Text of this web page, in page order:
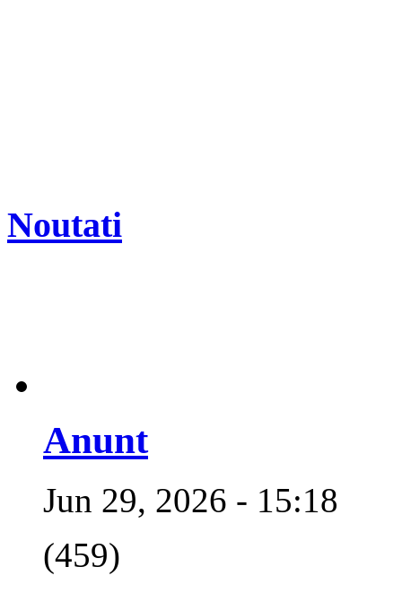
Noutati
Anunt
Jun 29, 2026 - 15:18
(459)